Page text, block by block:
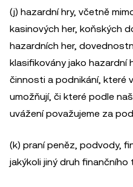
(j) hazardní hry, včetně
kasinových her, koňských
hazardních her,
klasifikovány jako hazardní
činnosti a podnikání, které
umožňují, či které podle
uvážení považujeme za
(k) praní peněz, podvody,
jakýkoli jiný druh